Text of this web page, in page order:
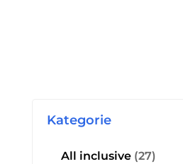
Kategorie
All inclusive(27)